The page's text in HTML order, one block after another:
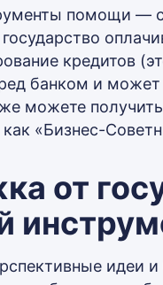
помощи —
кредитов
банком и может
можете
«Бизнес-
от
идеи